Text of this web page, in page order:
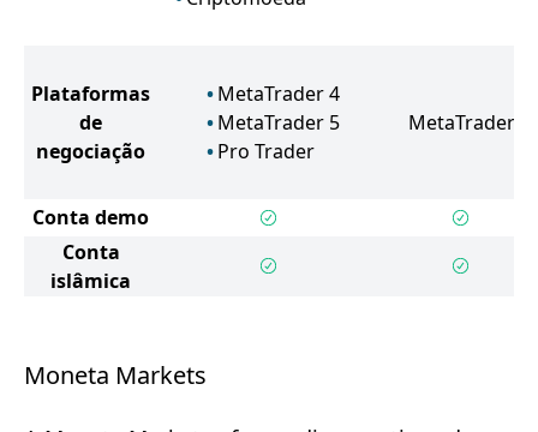
Plataformas
de
negociação
MetaTrader 4
MetaTrader 5
Pro Trader
MetaTrader 4
Conta demo
Conta
islâmica
Moneta Markets